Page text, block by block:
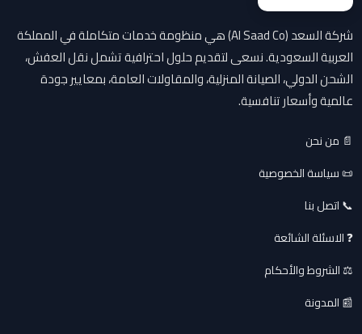
شركة السعد (Al Saad Co) هي منظومة خدمات متكاملة في المملكة
العربية السعودية. نسعى لتقديم حلول احترافية تشمل نقل العفش،
الشحن الدولي، الصيانة المنزلية، والمقاولات العامة، بمعايير جودة
عالمية وأسعار تنافسية.
📄 من نحن
📜 سياسة الخصوصية
📞 اتصل بنا
❓ الاسئلة الشائعة
⚖️ الشروط والأحكام
📰 المدونة